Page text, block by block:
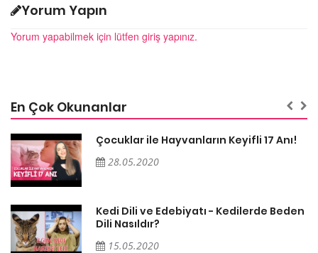
Yorum Yapın
Yorum yapabilmek için lütfen giriş yapınız.
En Çok Okunanlar
Çocuklar ile Hayvanların Keyifli 17 Anı!
28.05.2020
Kedi Dili ve Edebiyatı - Kedilerde Beden
Dili Nasıldır?
15.05.2020